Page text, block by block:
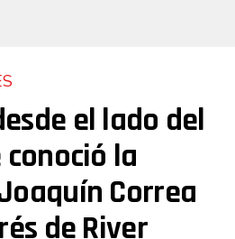
el lado del
conoció la
Correa
de River